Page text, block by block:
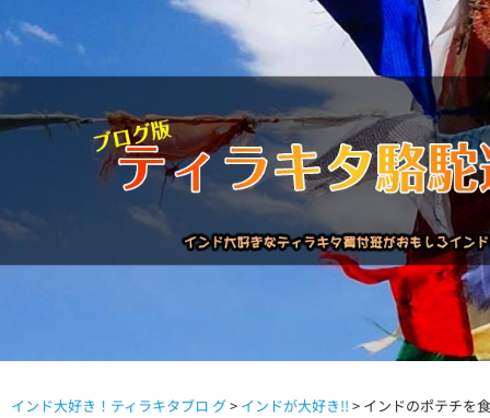
インド大好き！ティラキタブロ グ> インドが大好き!! > インドのポテチを